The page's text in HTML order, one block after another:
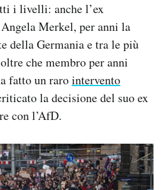
i livelli: anche l’ex
Merkel, per anni la
della Germania e tra le più
che membro per anni
fatto un rarointervento
la decisione del suo ex
con l’AfD.